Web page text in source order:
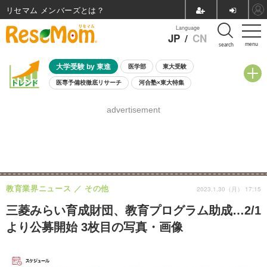
menu
Language
JP / CN search
大学受験 by 東進 医学部 東大受験
医専予備校徹底リサーチ 河合塾×東大特集
8月開催学校説明会・相談会
advertisement
三菱みらい育成財団、教育プログラム助成…2/1
より公募開始 3枚目の写真・画像
教育業界ニュース その他 2023.1.30（月） 17:15
リセマム メンバーズ